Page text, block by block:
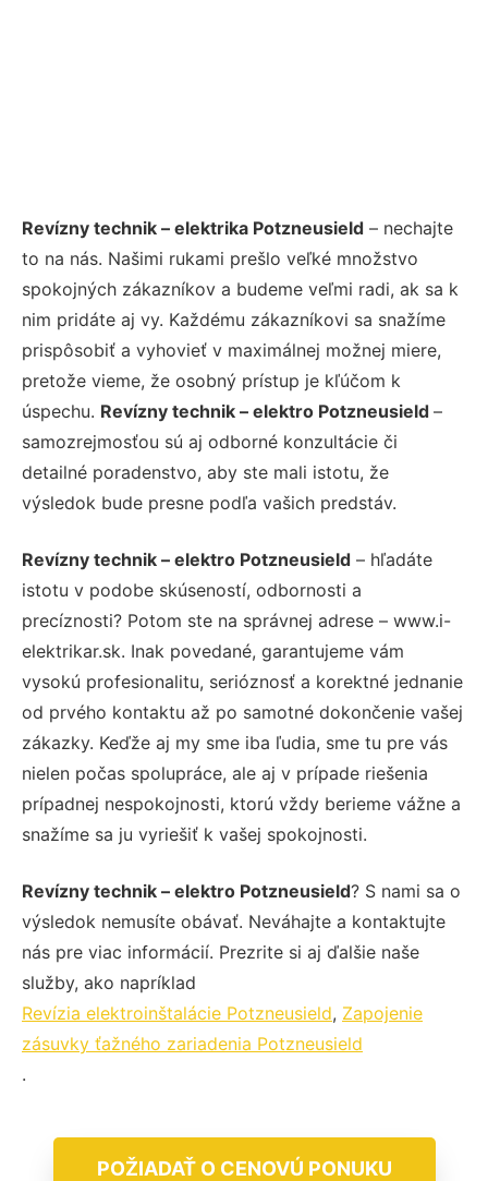
Revízny technik – elektrika Potzneusield – nechajte
to na nás. Našimi rukami prešlo veľké množstvo
spokojných zákazníkov a budeme veľmi radi, ak sa k
nim pridáte aj vy. Každému zákazníkovi sa snažíme
prispôsobiť a vyhovieť v maximálnej možnej miere,
pretože vieme, že osobný prístup je kľúčom k
úspechu. Revízny technik – elektro Potzneusield –
samozrejmosťou sú aj odborné konzultácie či
detailné poradenstvo, aby ste mali istotu, že
výsledok bude presne podľa vašich predstáv.
Revízny technik – elektro Potzneusield – hľadáte
istotu v podobe skúseností, odbornosti a
precíznosti? Potom ste na správnej adrese – www.i-
elektrikar.sk. Inak povedané, garantujeme vám
vysokú profesionalitu, serióznosť a korektné jednanie
od prvého kontaktu až po samotné dokončenie vašej
zákazky. Keďže aj my sme iba ľudia, sme tu pre vás
nielen počas spolupráce, ale aj v prípade riešenia
prípadnej nespokojnosti, ktorú vždy berieme vážne a
snažíme sa ju vyriešiť k vašej spokojnosti.
Revízny technik – elektro Potzneusield? S nami sa o
výsledok nemusíte obávať. Neváhajte a kontaktujte
nás pre viac informácií. Prezrite si aj ďalšie naše
služby, ako napríklad
Revízia elektroinštalácie Potzneusield, Zapojenie
zásuvky ťažného zariadenia Potzneusield
.
POŽIADAŤ O CENOVÚ PONUKU